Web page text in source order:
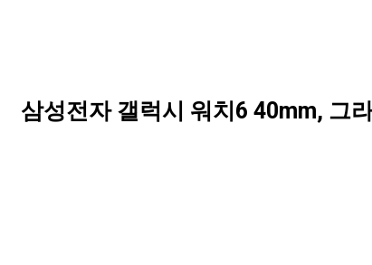
삼성전자 갤럭시 워치6 40mm, 그